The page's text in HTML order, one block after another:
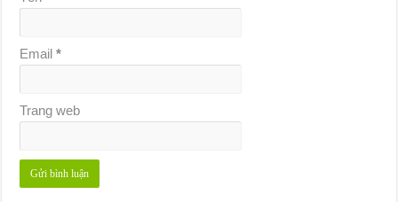
Email*
Trang web